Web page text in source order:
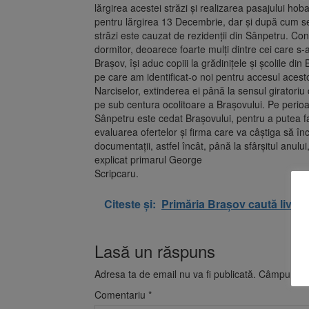
lărgirea acestei străzi şi realizarea pasajului
pentru lărgirea 13 Decembrie, dar şi după cum
străzi este cauzat de rezidenţii din Sânpetru.
dormitor, deoarece foarte mulţi dintre cei care
Braşov, îşi aduc copiii la grădiniţele şi şcolile
pe care am identificat-o noi pentru accesul
Narciselor, extinderea ei până la sensul
pe sub centura ocolitoare a Braşovului. Pe
Sânpetru este cedat Braşovului, pentru a putea
evaluarea ofertelor şi firma care va câştiga să
documentaţii, astfel încât, până la sfârşitul
explicat primarul George
Scripcaru.
Citeste și: Primăria Brașov caută
Lasă un răspuns
Adresa ta de email nu va fi publicată. Câmpurile
Comentariu *